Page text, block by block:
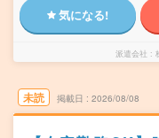
気になる!
派遣会社
未読 掲載日 2026/08/08